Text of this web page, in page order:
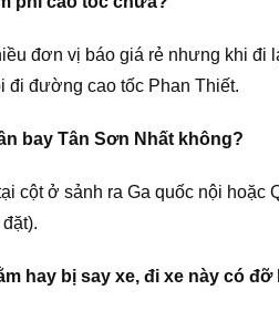
đơn vị báo giá rẻ nhưng khi đi
đi đường cao tốc Phan Thiết.
bay Tân Sơn Nhất không?
cột ở sảnh ra Ga quốc nội
hay bị say xe, đi xe này có đỡ